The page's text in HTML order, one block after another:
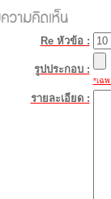
Re หัวข้อ :
รูปประกอบ :
*เฉ
รายละเอียด :